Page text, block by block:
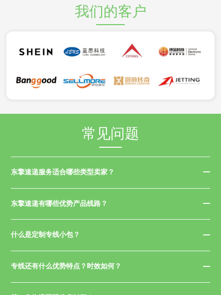
我们的客户
常见问题
东擎速递服务适合哪些类型卖家？
东擎速递有哪些优势产品线路？
什么是定制专线小包？
专线还有什么优势特点？时效如何？